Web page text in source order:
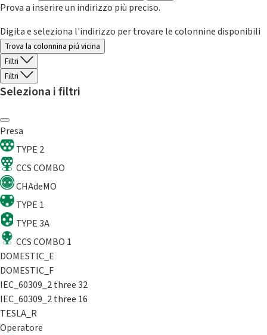
Prova a inserire un indirizzo più preciso.
Digita e seleziona l'indirizzo per trovare le colonnine disponibili
Trova la colonnina piú vicina
Filtri
Filtri
Seleziona i filtri
Presa
TYPE 2
CCS COMBO
CHAdeMO
TYPE 1
TYPE 3A
CCS COMBO 1
DOMESTIC_E
DOMESTIC_F
IEC_60309_2 three 32
IEC_60309_2 three 16
TESLA_R
Operatore